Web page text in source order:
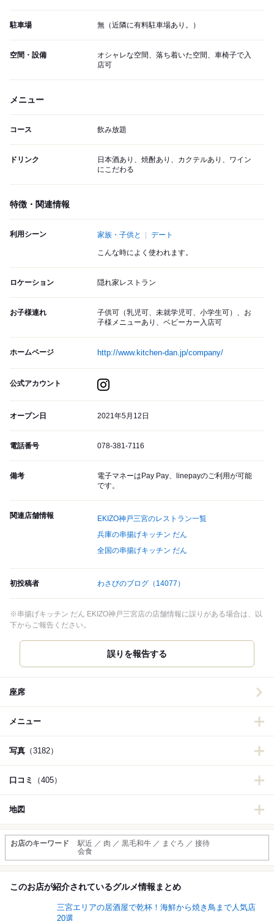
駐車場 無（近隣に有料駐車場あり。）
空間・設備
オシャレな空間、落ち着いた空間、車椅子で入
店可
メニュー
コース 飲み放題
ドリンク
日本酒あり、焼酎あり、カクテルあり、ワイン
にこだわる
特徴・関連情報
利用シーン 家族・子供と デート
こんな時によく使われます。
ロケーション 隠れ家レストラン
お子様連れ
子供可（乳児可、未就学児可、小学生可）、お
子様メニューあり、ベビーカー入店可
ホームページ http://www.kitchen-dan.jp/company/
公式アカウント
オープン日 2021年5月12日
電話番号 078-381-7116
備考
電子マネーはPay Pay、linepayのご利用が可能
です。
関連店舗情報
EKIZO神戸三宮のレストラン一覧
兵庫の串揚げキッチン だん
全国の串揚げキッチン だん
初投稿者 わさびのブログ （14077）
※串揚げキッチン だん EKIZO神戸三宮店の店舗情報に誤りがある場合は、以
下からご報告ください。
誤りを報告する
座席
メニュー
写真 （3182）
口コミ （405）
地図
お店のキーワード
駅近 ／ 肉 ／ 黒毛和牛 ／ まぐろ ／ 接待
会食
このお店が紹介されているグルメ情報まとめ
三宮エリアの居酒屋で乾杯！海鮮から焼き鳥まで人気店
20選